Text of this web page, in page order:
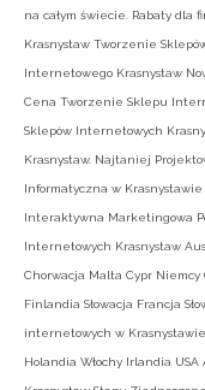
na całym świecie. Rabaty dla
Krasnystaw Tworzenie
Internetowego Krasnystaw
Cena Tworzenie Sklepu
Sklepów Internetowych
Krasnystaw. Najtaniej
Informatyczna w
Interaktywna Marketingowa
Internetowych Krasnystaw
Chorwacja Malta Cypr Niemcy
Finlandia Słowacja Francja
internetowych w
Holandia Włochy Irlandia